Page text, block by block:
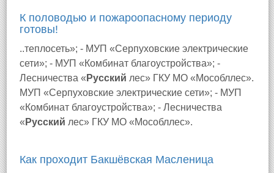
К половодью и пожароопасному периоду
готовы!
..теплосеть»; - МУП «Серпуховские электрические
сети»; - МУП «Комбинат благоустройства»; -
Лесничества « Русский лес» ГКУ МО «Мособллес».
МУП «Серпуховские электрические сети»; - МУП
«Комбинат благоустройства»; - Лесничества
« Русский лес» ГКУ МО «Мособллес».
Как проходит Бакшёвская Масленица